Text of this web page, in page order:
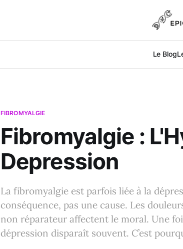
Le Blog
FIBROMYALGIE
Fibromyalgie :
Depression
La fibromyalgie est parfois liée à la
conséquence, pas une cause. Les
non réparateur affectent le moral. Une
dépression disparaît souvent. C’est